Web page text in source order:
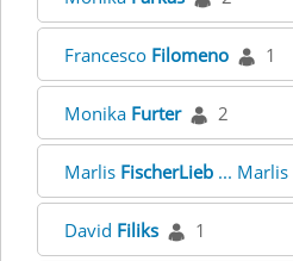
Francesco Filomeno 1
Monika Furter 2
Marlis FischerLieb ... Marlis
David Filiks 1